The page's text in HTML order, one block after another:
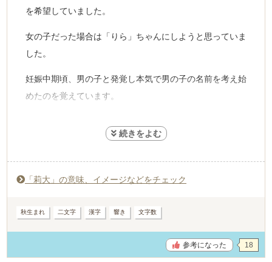
を希望していました。
女の子だった場合は「りら」ちゃんにしようと思っていま
した。
妊娠中期頃、男の子と発覚し本気で男の子の名前を考え始
めたのを覚えています。
中性的な優しい雰囲気の名前にしたかったため、女の子の
名前でよく使われる「莉」と男らしさのある「大」を組み
「莉大」の意味、イメージなどをチェック
秋生まれ 二文字 漢字 響き 文字数
参考になった 18